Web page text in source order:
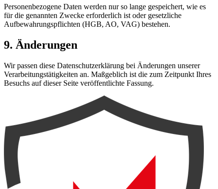
Personenbezogene Daten werden nur so lange gespeichert, wie es
für die genannten Zwecke erforderlich ist oder gesetzliche
Aufbewahrungspflichten (HGB, AO, VAG) bestehen.
9. Änderungen
Wir passen diese Datenschutzerklärung bei Änderungen unserer
Verarbeitungstätigkeiten an. Maßgeblich ist die zum Zeitpunkt Ihres
Besuchs auf dieser Seite veröffentlichte Fassung.